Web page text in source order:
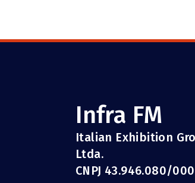
Infra FM
Italian Exhibition
Ltda.
CNPJ 43.946.080/